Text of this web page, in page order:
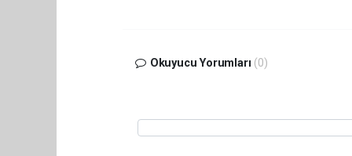
Okuyucu Yorumları (0)